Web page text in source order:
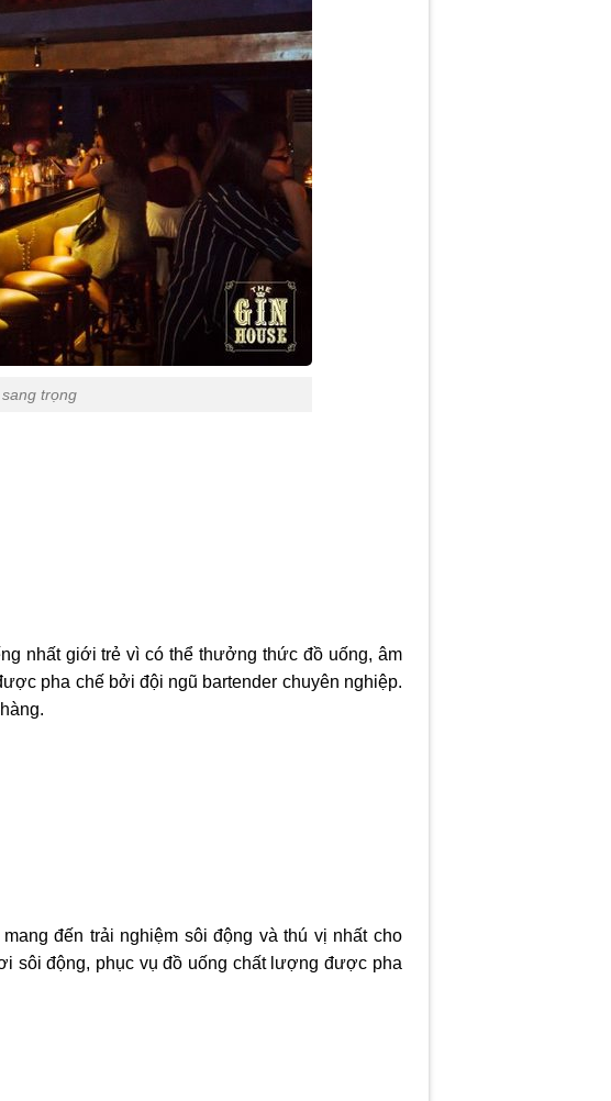
trọng
nhất giới trẻ vì có thể thưởng thức đồ uống, âm
pha chế bởi đội ngũ bartender chuyên nghiệp.
đến trải nghiệm sôi động và thú vị nhất cho
sôi động, phục vụ đồ uống chất lượng được pha